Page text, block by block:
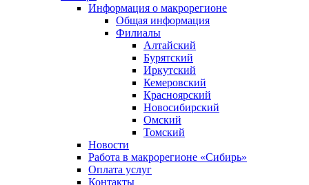
Информация о макрорегионе
Общая информация
Филиалы
Алтайский
Бурятский
Иркутский
Кемеровский
Красноярский
Новосибирский
Омский
Томский
Новости
Работа в макрорегионе «Сибирь»
Оплата услуг
Контакты